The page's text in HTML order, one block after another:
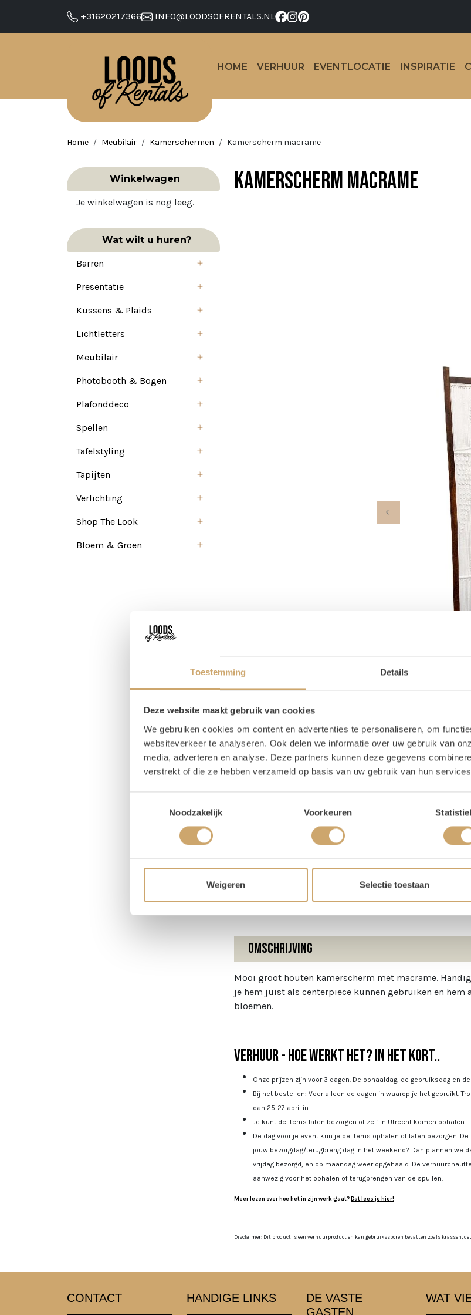
Toestemming Details
Deze website maakt gebruik van cookies
We gebruiken cookies om content en advertenties te personaliseren, om
websiteverkeer te analyseren. Ook delen we informatie over uw gebruik van
media, adverteren en analyse. Deze partners kunnen deze gegevens
verstrekt of die ze hebben verzameld op basis van uw gebruik van hun
Noodzakelijk
Voorkeuren
Weigeren Selectie toestaan
+31620217366 INFO@LOODSOFRENTALS.NL
HOME VERHUUR EVENTLOCATIE INSPIRATIE
Home Meubilair Kamerschermen Kamerscherm macrame
Winkelwagen
Je winkelwagen is nog leeg.
Wat wilt u huren?
Barren
Presentatie
Kussens & Plaids
Lichtletters
Meubilair
Photobooth & Bogen
Plafonddeco
Spellen
Tafelstyling
Tapijten
Verlichting
Shop The Look
Bloem & Groen
Kamerscherm macrame
Previous
Producteigenschappen
Magazijn voorraad
Breedte
Omschrijving
Mooi groot houten kamerscherm met macrame.
je hem juist als centerpiece kunnen gebruiken en
bloemen.
Verhuur - Hoe werkt het? In het kort..
Onze prijzen zijn voor 3 dagen. De ophaaldag, de gebruiksdag en de
Bij het bestellen: Voer alleen de dagen in waarop je het gebruikt.
dan 25-27 april in.
Je kunt de items laten bezorgen of zelf in Utrecht komen ophalen.
De dag voor je event kun je de items ophalen of laten bezorgen.
jouw bezorgdag/terugbreng dag in het weekend? Dan plannen we
vrijdag bezorgd, en op maandag weer opgehaald. De
aanwezig voor het ophalen of terugbrengen van de spullen.
Meer lezen over hoe het in zijn werk gaat?Dat lees je hier!
Disclaimer: Dit product is een verhuurproduct en kan gebruikssporen bevatten zoals krassen,
CONTACT HANDIGE LINKS
DE VASTE
GASTEN
WAT